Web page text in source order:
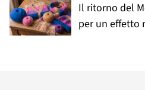
Il ritorno del
per un effetto